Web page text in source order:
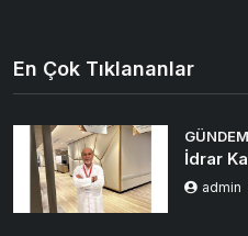
En Çok Tıklananlar
GÜNDEM
İdrar
admin